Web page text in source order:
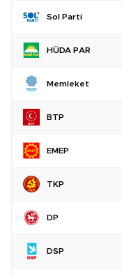
Sol Parti
HÜDA PAR
Memleket
BTP
EMEP
TKP
DP
DSP